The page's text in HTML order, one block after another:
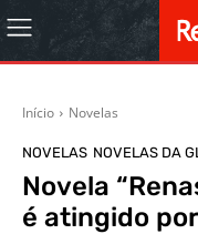
Início Novelas
NOVELAS NOVELAS DA
Novela
é atingido